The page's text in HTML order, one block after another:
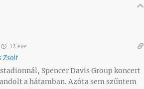
12 éve
Zsolt
Spencer Davis Group koncert
a hátamban. Azóta sem szűntem